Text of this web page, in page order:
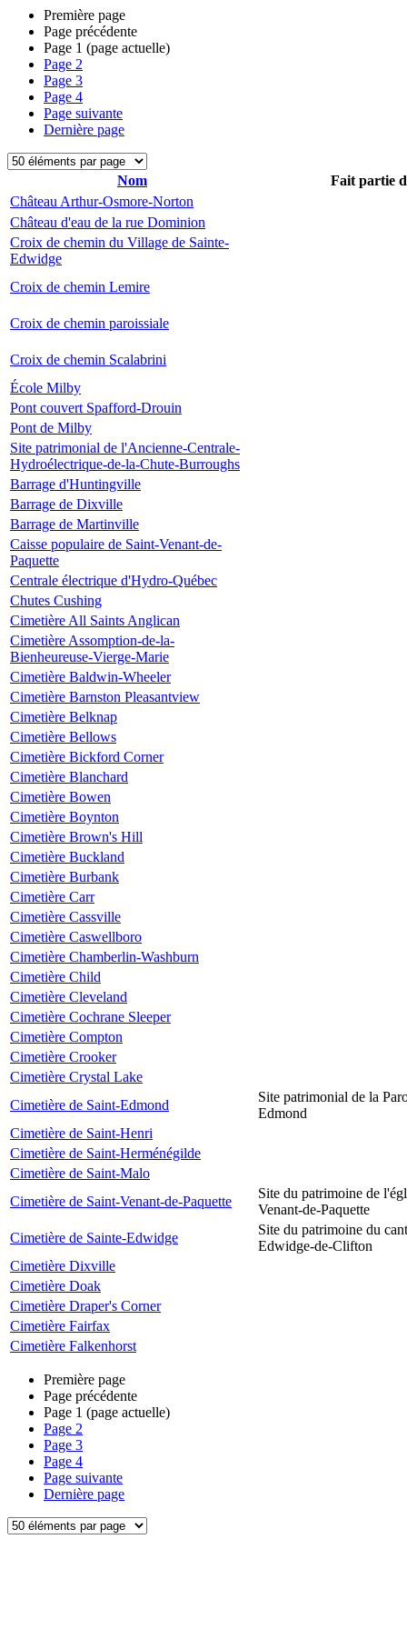
Première page
Page précédente
Page 1 (page actuelle)
Page 2
Page 3
Page 4
Page suivante
Dernière page
Nom
Fait partie
Château Arthur-Osmore-Norton
Château d'eau de la rue Dominion
Croix de chemin du Village de Sainte-
Edwidge
Croix de chemin Lemire
Croix de chemin paroissiale
Croix de chemin Scalabrini
École Milby
Pont couvert Spafford-Drouin
Pont de Milby
Site patrimonial de l'Ancienne-Centrale-
Hydroélectrique-de-la-Chute-Burroughs
Barrage d'Huntingville
Barrage de Dixville
Barrage de Martinville
Caisse populaire de Saint-Venant-de-
Paquette
Centrale électrique d'Hydro-Québec
Chutes Cushing
Cimetière All Saints Anglican
Cimetière Assomption-de-la-
Bienheureuse-Vierge-Marie
Cimetière Baldwin-Wheeler
Cimetière Barnston Pleasantview
Cimetière Belknap
Cimetière Bellows
Cimetière Bickford Corner
Cimetière Blanchard
Cimetière Bowen
Cimetière Boynton
Cimetière Brown's Hill
Cimetière Buckland
Cimetière Burbank
Cimetière Carr
Cimetière Cassville
Cimetière Caswellboro
Cimetière Chamberlin-Washburn
Cimetière Child
Cimetière Cleveland
Cimetière Cochrane Sleeper
Cimetière Compton
Cimetière Crooker
Cimetière Crystal Lake
Cimetière de Saint-Edmond
Site patrimonial de la
Edmond
Cimetière de Saint-Henri
Cimetière de Saint-Herménégilde
Cimetière de Saint-Malo
Cimetière de Saint-Venant-de-Paquette
Site du patrimoine de
Venant-de-Paquette
Cimetière de Sainte-Edwidge
Site du patrimoine du
Edwidge-de-Clifton
Cimetière Dixville
Cimetière Doak
Cimetière Draper's Corner
Cimetière Fairfax
Cimetière Falkenhorst
Première page
Page précédente
Page 1 (page actuelle)
Page 2
Page 3
Page 4
Page suivante
Dernière page